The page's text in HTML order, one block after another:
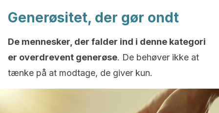
Generøsitet, der gør ondt
De mennesker, der falder ind i denne kategori
er overdrevent generøse. De behøver ikke at
tænke på at modtage, de giver kun.